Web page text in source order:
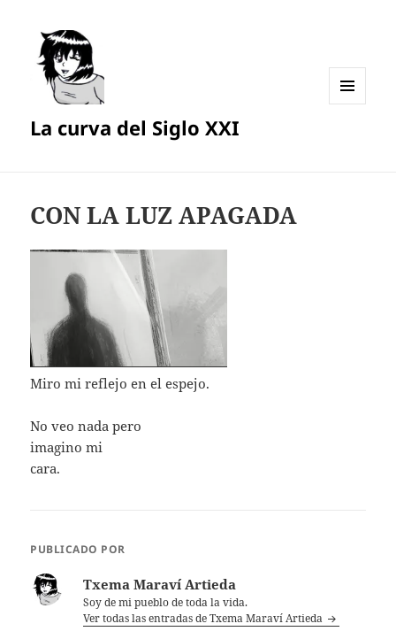
La curva del Siglo XXI
CON LA LUZ APAGADA
Miro mi reflejo en el espejo.
No veo nada pero
imagino mi
cara.
PUBLICADO POR
Txema Maraví Artieda
Soy de mi pueblo de toda la vida.
Ver todas las entradas de Txema Maraví Artieda